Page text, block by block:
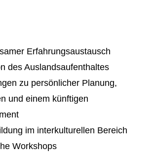
Erfahrungsaustausch
des Auslandsaufenthaltes
zu persönlicher Planung,
und einem künftigen
im interkulturellen Bereich
Workshops